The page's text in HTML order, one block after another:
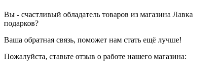
Вы - счастливый обладатель товаров из магазина Лавка
подарков?
Ваша обратная связь, поможет нам стать ещё лучше!
Пожалуйста, ставьте отзыв о работе нашего магазина: